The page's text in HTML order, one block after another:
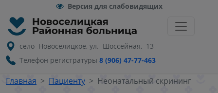
Версия для слабовидящих
село Новоселицкое, ул. Шоссейная, 13
Телефон регистратуры 8 (906) 47-77-463
Главная Пациенту Неонатальный скрининг